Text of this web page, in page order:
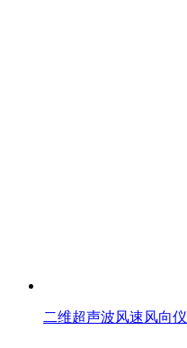
二维超声波风速风向仪